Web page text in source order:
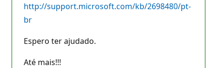
http://support.microsoft.com/kb/2698480/pt-
br
Espero ter ajudado.
Até mais!!!